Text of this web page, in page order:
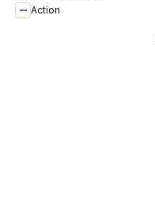
Action